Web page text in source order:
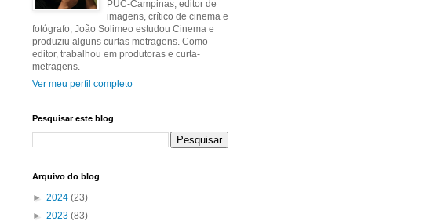
PUC-Campinas, editor de
imagens, crítico de cinema e
fotógrafo, João Solimeo estudou Cinema e
produziu alguns curtas metragens. Como
editor, trabalhou em produtoras e curta-
metragens.
Ver meu perfil completo
Pesquisar este blog
Arquivo do blog
► 2024 (23)
► 2023 (83)